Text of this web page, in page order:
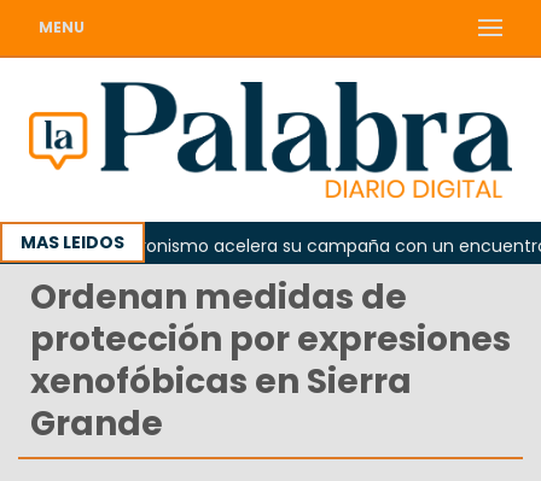
MENU
MAS LEIDOS
El peronismo acelera su campaña con un encuentro
Ordenan medidas de
protección por expresiones
xenofóbicas en Sierra
Grande